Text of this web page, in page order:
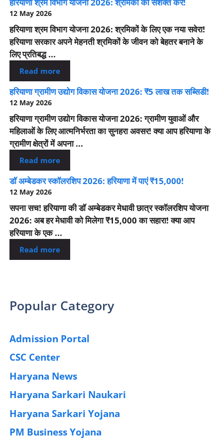
हरियाणा श्रम विभाग योजना 2026: श्रमिकों को सशक्त करें!
12 May 2026
हरियाणा श्रम विभाग योजना 2026: श्रमिकों के लिए एक नया सवेरा!
हरियाणा सरकार अपने मेहनती श्रमिकों के जीवन को बेहतर बनाने के
लिए प्रतिबद्ध ...
Read more
हरियाणा ग्रामीण उद्योग विकास योजना 2026: ₹5 लाख तक सब्सिडी!
12 May 2026
हरियाणा ग्रामीण उद्योग विकास योजना 2026: ग्रामीण युवाओं और
महिलाओं के लिए आत्मनिर्भरता का सुनहरा अवसर! क्या आप हरियाणा के
ग्रामीण क्षेत्रों में अपना ...
Read more
डॉ अम्बेडकर स्कॉलरशिप 2026: हरियाणा में पाएं ₹15,000!
12 May 2026
सपना सच! हरियाणा की डॉ अम्बेडकर मेधावी छात्र स्कॉलरशिप योजना
2026: अब हर मेधावी को मिलेगा ₹15,000 का सहारा! क्या आप
हरियाणा के एक ...
Read more
Popular Category
Admission Portal
CSC Center
Haryana News
Haryana Sarkari Naukari
Haryana Sarkari Yojana
PM Business Yojana